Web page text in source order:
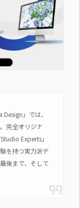
」では、
完全オリジナ
Experts」
を持つ実力派デ
後まで、そして